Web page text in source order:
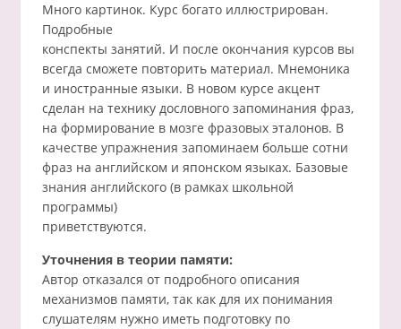
Много картинок. Курс богато иллюстрирован.
Подробные
конспекты занятий. И после окончания курсов вы
всегда сможете повторить материал. Мнемоника
и иностранные языки. В новом курсе акцент
сделан на технику дословного запоминания фраз,
на формирование в мозге фразовых эталонов. В
качестве упражнения запоминаем больше сотни
фраз на английском и японском языках. Базовые
знания английского (в рамках школьной
программы)
приветствуются.
Уточнения в теории памяти:
Автор отказался от подробного описания
механизмов памяти, так как для их понимания
слушателям нужно иметь подготовку по